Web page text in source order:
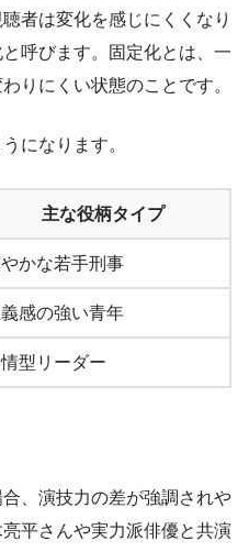
者は変化を感じにくくなり
呼びます。固定化とは、一
りにくい状態のことです。
になります。
主な役柄タイプ
かな若手刑事
感の強い青年
型リーダー
、演技力の差が強調されや
平さんや実力派俳優と共演